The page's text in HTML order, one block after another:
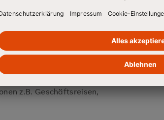
der entstehenden Treibhausgase nach
dem Greenhouse Gas Protocols lassen
Scope 2 und Scope 3 aufteilen:
bezogene Energien z.B. Stromverbrauch,
z.B. Geschäftsreisen,